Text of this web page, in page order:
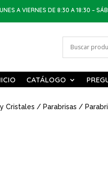
A VIERNES DE 8:30 A 18:30 –
CATÁLOGO
Cristales / Parabrisas /